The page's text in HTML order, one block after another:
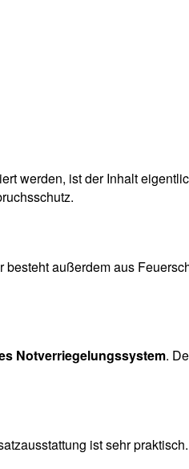
werden, ist der Inhalt
außerdem aus
Notverriegelungssystem.
ist sehr praktisch.